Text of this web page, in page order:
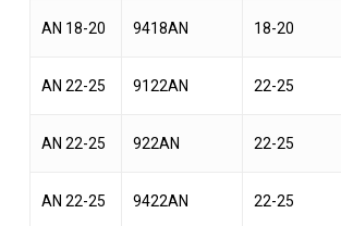
AN 18-20 9418AN 18-20
AN 22-25 9122AN 22-25
AN 22-25 922AN 22-25
AN 22-25 9422AN 22-25